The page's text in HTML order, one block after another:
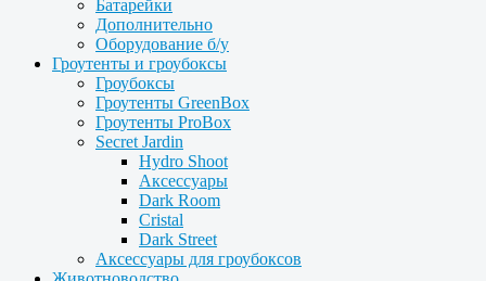
Батарейки
Дополнительно
Оборудование б/у
Гроутенты и гроубоксы
Гроубоксы
Гроутенты GreenBox
Гроутенты ProBox
Secret Jardin
Hydro Shoot
Аксессуары
Dark Room
Cristal
Dark Street
Аксессуары для гроубоксов